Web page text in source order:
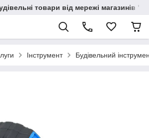
товари від мережі магазинів
Інструмент Будівельний